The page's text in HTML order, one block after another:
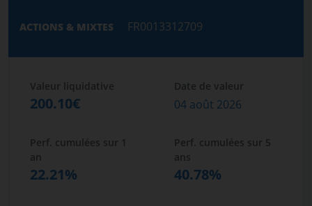
ACTIONS & MIXTES FR0013312709
Valeur liquidative Date de valeur
200.10€ 04 août 2026
Perf. cumulées sur 1
an
Perf. cumulées sur 5
ans
22.21% 40.78%